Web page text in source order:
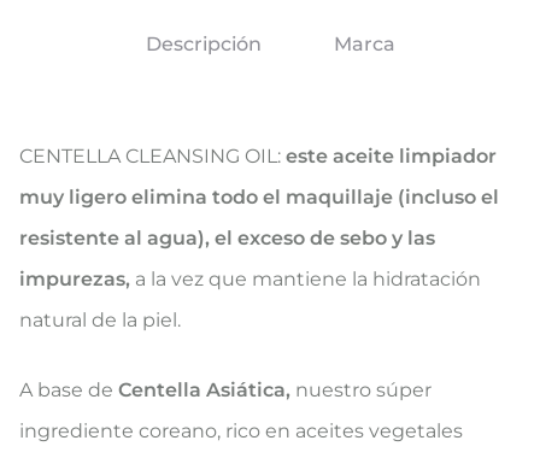
Descripción Marca
CENTELLA CLEANSING OIL: este aceite limpiador
muy ligero elimina todo el maquillaje (incluso el
resistente al agua), el exceso de sebo y las
impurezas, a la vez que mantiene la hidratación
natural de la piel.
A base de Centella Asiática, nuestro súper
ingrediente coreano, rico en aceites vegetales